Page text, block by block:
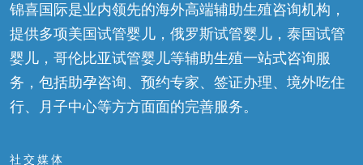
锦喜国际是业内领先的海外高端辅助生殖咨询机构，
提供多项美国试管婴儿，俄罗斯试管婴儿，泰国试管
婴儿，哥伦比亚试管婴儿等辅助生殖一站式咨询服
务，包括助孕咨询、预约专家、签证办理、境外吃住
行、月子中心等方方面面的完善服务。
社交媒体